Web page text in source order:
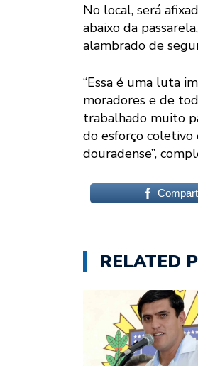
No local, será
abaixo da
alambrado de
“Essa é uma luta
moradores e de
trabalhado muito
do esforço coletivo
douradense”,
RELATED